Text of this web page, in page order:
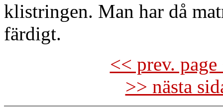
klistringen. Man har då
färdigt.
<< prev.
>> nästa